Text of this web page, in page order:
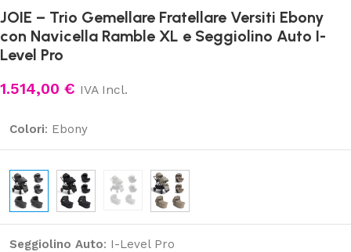
JOIE – Trio Gemellare Fratellare Versiti Ebony
con Navicella Ramble XL e Seggiolino Auto I-
Level Pro
1.514,00 € IVA Incl.
Colori: Ebony
Seggiolino Auto: I-Level Pro